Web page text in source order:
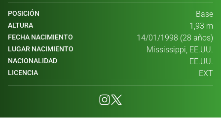
POSICIÓN Base
ALTURA 1,93 m
FECHA NACIMIENTO 14/01/1998 (28 años)
LUGAR NACIMIENTO Mississippi, EE.UU.
NACIONALIDAD EE.UU.
LICENCIA EXT